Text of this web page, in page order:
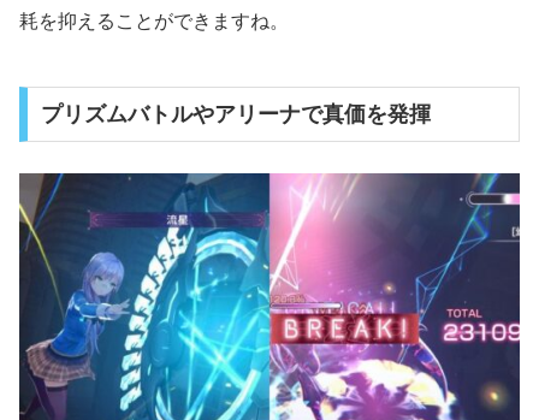
耗を抑えることができますね。
プリズムバトルやアリーナで真価を発揮